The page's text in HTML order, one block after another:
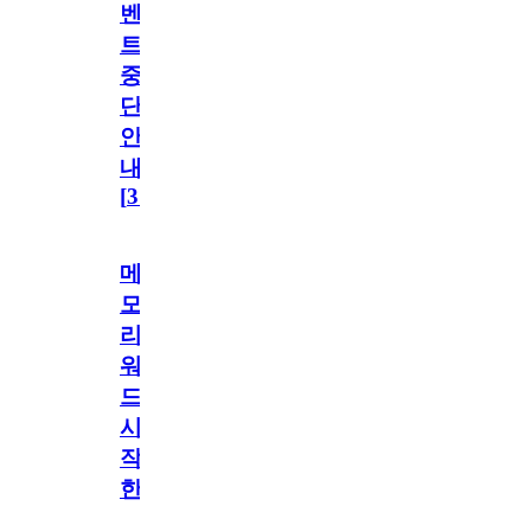
벤
트
중
단
안
내
[31
메
모
리
워
드
시
작
한